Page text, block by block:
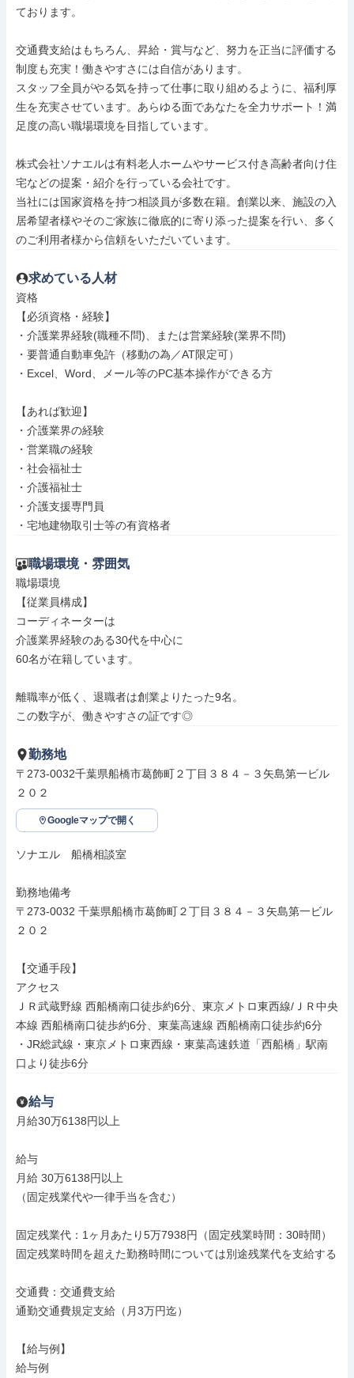
ております。
交通費支給はもちろん、昇給・賞与など、努力を正当に評価する
制度も充実！働きやすさには自信があります。
スタッフ全員がやる気を持って仕事に取り組めるように、福利厚
生を充実させています。あらゆる面であなたを全力サポート！満
足度の高い職場環境を目指しています。
株式会社ソナエルは有料老人ホームやサービス付き高齢者向け住
宅などの提案・紹介を行っている会社です。
当社には国家資格を持つ相談員が多数在籍。創業以来、施設の入
居希望者様やそのご家族に徹底的に寄り添った提案を行い、多く
のご利用者様から信頼をいただいています。
求めている人材
資格
【必須資格・経験】
・介護業界経験(職種不問)、または営業経験(業界不問)
・要普通自動車免許（移動の為／AT限定可）
・Excel、Word、メール等のPC基本操作ができる方
【あれば歓迎】
・介護業界の経験
・営業職の経験
・社会福祉士
・介護福祉士
・介護支援専門員
・宅地建物取引士等の有資格者
職場環境・雰囲気
職場環境
【従業員構成】
コーディネーターは
介護業界経験のある30代を中心に
60名が在籍しています。
離職率が低く、退職者は創業よりたった9名。
この数字が、働きやすさの証です◎
勤務地
〒273-0032千葉県船橋市葛飾町２丁目３８４－３矢島第一ビル
２０２
Googleマップで開く
ソナエル　船橋相談室
勤務地備考
〒273-0032 千葉県船橋市葛飾町２丁目３８４－３矢島第一ビル
２０２
【交通手段】
アクセス
ＪＲ武蔵野線 西船橋南口徒歩約6分、東京メトロ東西線/ＪＲ中央
本線 西船橋南口徒歩約6分、東葉高速線 西船橋南口徒歩約6分
・JR総武線・東京メトロ東西線・東葉高速鉄道「西船橋」駅南
口より徒歩6分
給与
月給30万6138円以上
給与
月給 30万6138円以上
（固定残業代や一律手当を含む）
固定残業代：1ヶ月あたり5万7938円（固定残業時間：30時間）
固定残業時間を超えた勤務時間については別途残業代を支給する
交通費：交通費支給
通勤交通費規定支給（月3万円迄）
【給与例】
給与例